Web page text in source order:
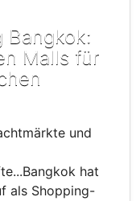
Bangkok:
Malls für
und
hat
als Shopping-